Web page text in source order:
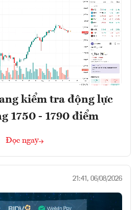
kiểm tra động lực
1750 - 1790 điểm
Đọc ngay
21:41, 06/08/2026